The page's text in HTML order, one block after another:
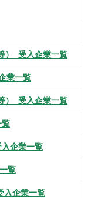
）_受入企業一覧
業一覧
）_受入企業一覧
覧
企業一覧
覧
入企業一覧